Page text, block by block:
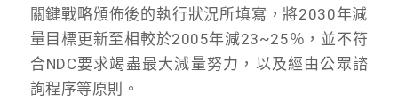
關鍵戰略頒佈後的執行狀況所填寫，將2030年減
量目標更新至相較於2005年減23~25％， 並不符
合NDC要求竭盡最大減量努力，以及經由公眾諮
詢程序等原則 。